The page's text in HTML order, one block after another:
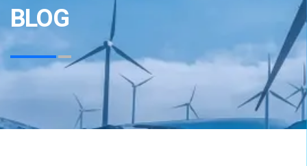
BLOG